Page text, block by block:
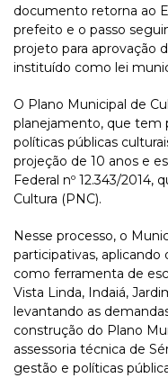
documento retorna ao
prefeito e o passo
projeto para aprovação
instituído como lei
O Plano Municipal de
planejamento, que tem
políticas públicas
projeção de 10 anos e
Federal nº 12.343/2014,
Cultura (PNC).
Nesse processo, o
participativas,
como ferramenta de
Vista Linda, Indaiá,
levantando as
construção do Plano
assessoria técnica de
gestão e políticas